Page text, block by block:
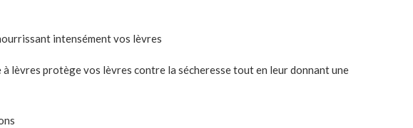
intensément vos lèvres
lèvres protège vos lèvres contre la sécheresse tout en leur donnant une